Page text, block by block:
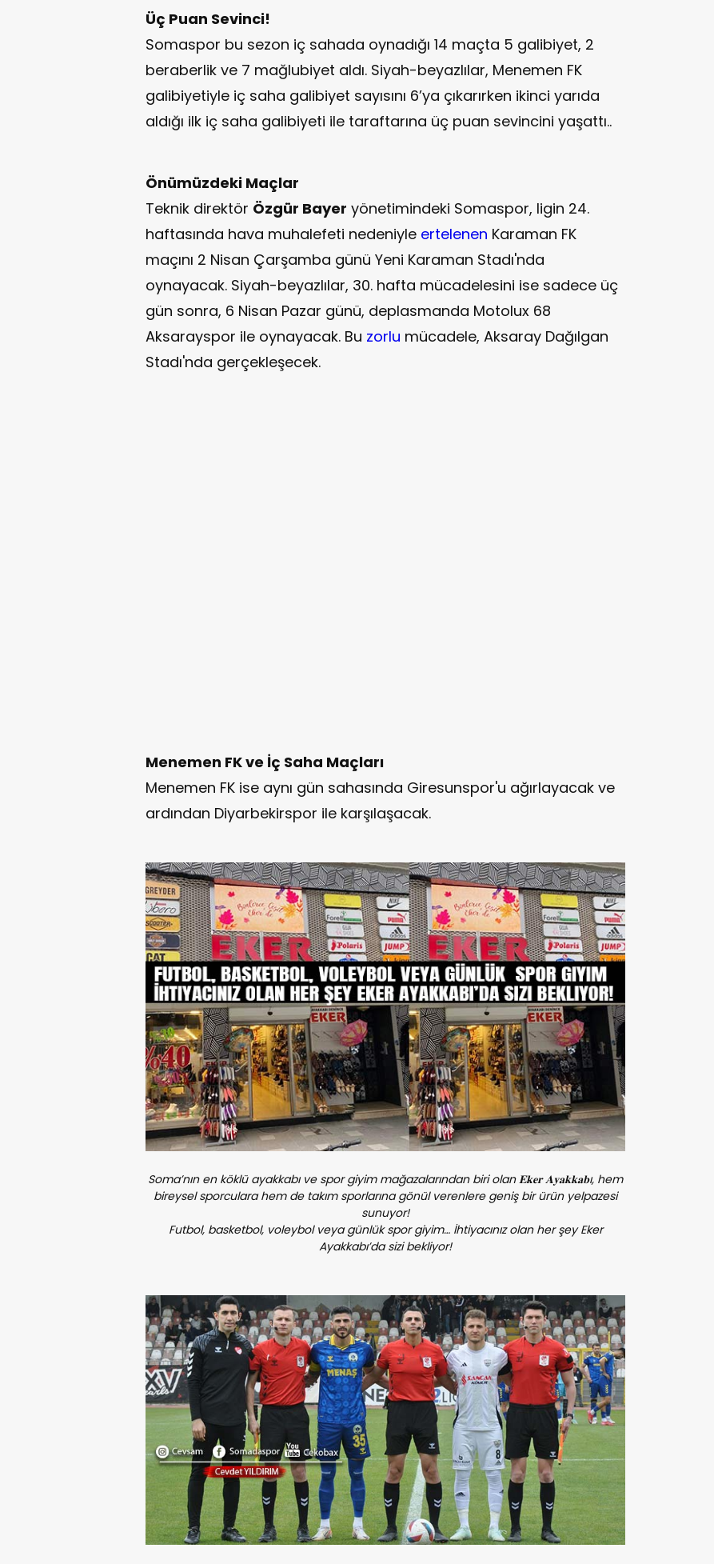
Üç Puan Sevinci!
Somaspor bu sezon iç sahada oynadığı 14 maçta 5 galibiyet, 2
beraberlik ve 7 mağlubiyet aldı. Siyah-beyazlılar, Menemen FK
galibiyetiyle iç saha galibiyet sayısını 6’ya çıkarırken ikinci yarıda
aldığı ilk iç saha galibiyeti ile taraftarına üç puan sevincini yaşattı..
Önümüzdeki Maçlar
Teknik direktör Özgür Bayer yönetimindeki Somaspor, ligin 24.
haftasında hava muhalefeti nedeniyle ertelenen Karaman FK
maçını 2 Nisan Çarşamba günü Yeni Karaman Stadı'nda
oynayacak. Siyah-beyazlılar, 30. hafta mücadelesini ise sadece üç
gün sonra, 6 Nisan Pazar günü, deplasmanda Motolux 68
Aksarayspor ile oynayacak. Bu zorlu mücadele, Aksaray Dağılgan
Stadı'nda gerçekleşecek.
Menemen FK ve İç Saha Maçları
Menemen FK ise aynı gün sahasında Giresunspor'u ağırlayacak ve
ardından Diyarbekirspor ile karşılaşacak.
Soma’nın en köklü ayakkabı ve spor giyim mağazalarından biri olan 𝐄𝐤𝐞𝐫 𝐀𝐲𝐚𝐤𝐤𝐚𝐛ı, hem
bireysel sporculara hem de takım sporlarına gönül verenlere geniş bir ürün yelpazesi
sunuyor!
Futbol, basketbol, voleybol veya günlük spor giyim… İhtiyacınız olan her şey Eker
Ayakkabı’da sizi bekliyor!